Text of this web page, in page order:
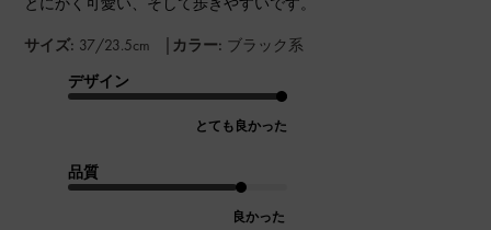
サイズ: 37/23.5cm | カラー: ブラック系
デザイン
とても良かった
品質
良かった